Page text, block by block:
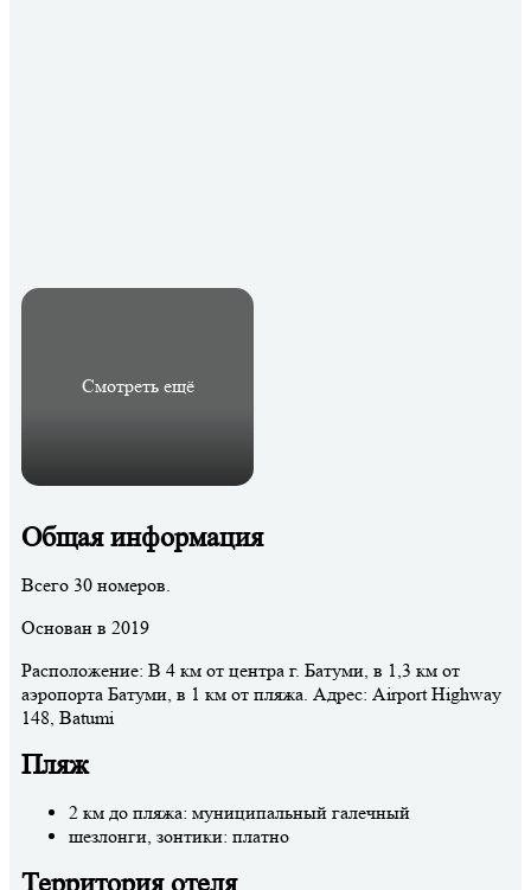
Смотреть ещё
Общая информация
Всего 30 номеров.
Основан в 2019
Расположение: В 4 км от центра г. Батуми, в 1,3 км от
аэропорта Батуми, в 1 км от пляжа. Адрес: Airport Highway
148, Batumi
Пляж
2 км до пляжа: муниципальный галечный
шезлонги, зонтики: платно
Территория отеля